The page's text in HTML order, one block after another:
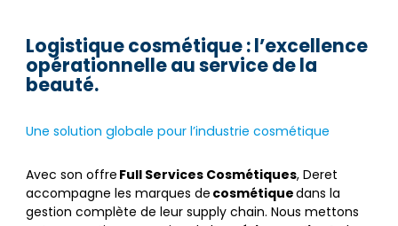
Logistique cosmétique : l’excellence
opérationnelle au service de la
beauté.
Une solution globale pour l’industrie cosmétique
Avec son offre Full Services Cosmétiques, Deret
accompagne les marques de cosmétiquedans la
gestion complète de leur supply chain. Nous mettons